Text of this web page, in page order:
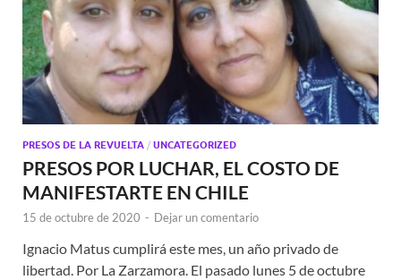
PRESOS DE LA REVUELTA / UNCATEGORIZED
PRESOS POR LUCHAR, EL COSTO DE
MANIFESTARTE EN CHILE
15 de octubre de 2020 - Dejar un comentario
Ignacio Matus cumplirá este mes, un año privado de
libertad. Por La Zarzamora. El pasado lunes 5 de octubre